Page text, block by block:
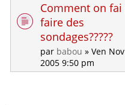
Comment on
faire des
sondages?????
par babou » Ven
2005 9:50 pm